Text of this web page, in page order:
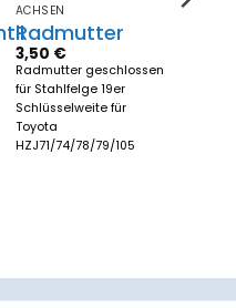
ACHSEN
Radmutter
3,50 €
Radmutter geschlossen
für Stahlfelge 19er
Schlüsselweite für
Toyota
HZJ71/74/78/79/105